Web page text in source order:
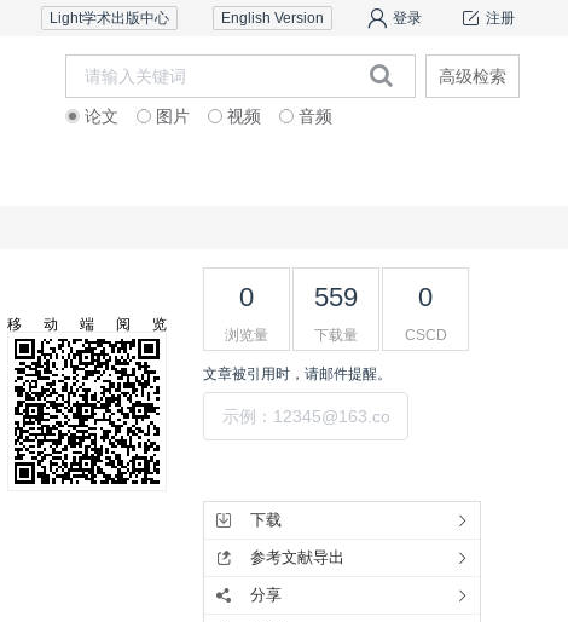
注册
登录
English Version
Light学术出版中心
论文 图片 视频 音频
高级检索
移动端阅览
0
浏览量
559
下载量
0
CSCD
文章被引用时，请邮件提醒。
下载
参考文献导出
分享